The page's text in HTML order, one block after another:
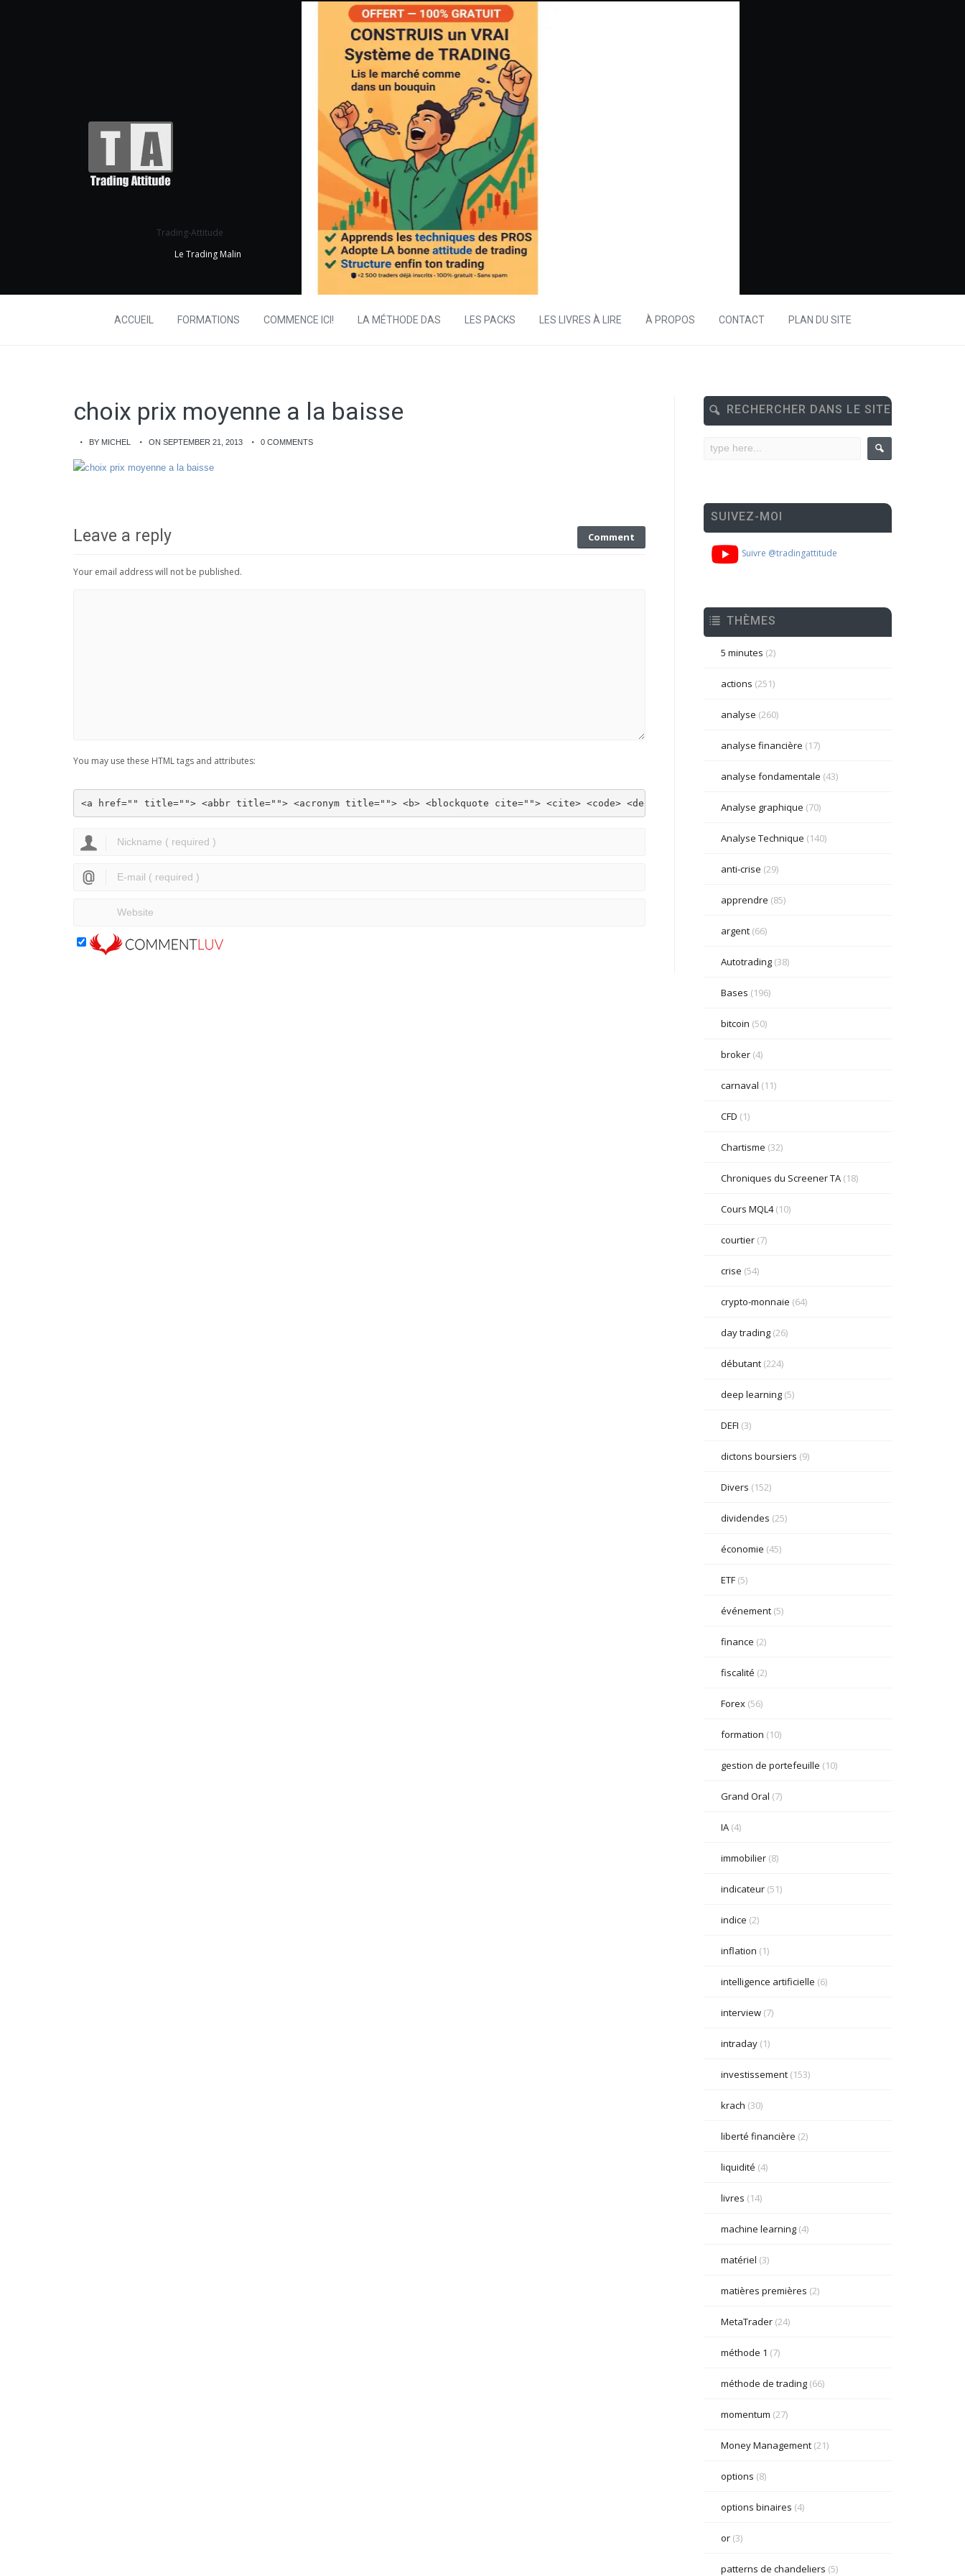
Trading-Attitude
Le Trading Malin
ACCUEIL FORMATIONS COMMENCE ICI! LA MÉTHODE DAS LES PACKS LES LIVRES À LIRE À PROPOS CONTACT PLAN DU SITE
choix prix moyenne a la baisse
BY MICHEL ON SEPTEMBER 21, 2013 0 COMMENTS
Leave a reply Comment
Your email address will not be published.
You may use these HTML tags and attributes:
<a href="" title=""> <abbr title=""> <acronym title=""> <b> <blockquote cite=""> <cite> <code> <del datetime=""> <em> <i> <q cite=""> <strike> <strong>
RECHERCHER DANS LE SITE
SUIVEZ-MOI
Suivre @tradingattitude
THÈMES
5 minutes (2)
actions (251)
analyse (260)
analyse financière (17)
analyse fondamentale (43)
Analyse graphique (70)
Analyse Technique (140)
anti-crise (29)
apprendre (85)
argent(66)
Autotrading(38)
Bases (196)
bitcoin (50)
broker(4)
carnaval (11)
CFD (1)
Chartisme (32)
Chroniques du Screener TA(18)
Cours MQL4(10)
courtier(7)
crise (54)
crypto-monnaie (64)
day trading(26)
débutant(224)
deep learning(5)
DEFI (3)
dictons boursiers (9)
Divers (152)
dividendes (25)
économie (45)
ETF(5)
événement(5)
finance (2)
fiscalité (2)
Forex(56)
formation (10)
gestion de portefeuille (10)
Grand Oral (7)
IA(4)
immobilier(8)
indicateur(51)
indice (2)
inflation (1)
intelligence artificielle (6)
interview(7)
intraday(1)
investissement(153)
krach (30)
liberté financière (2)
liquidité (4)
livres (14)
machine learning(4)
matériel (3)
matières premières (2)
MetaTrader(24)
méthode 1 (7)
méthode de trading(66)
momentum (27)
Money Management(21)
options (8)
options binaires (4)
or(3)
patterns de chandeliers (5)